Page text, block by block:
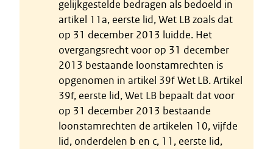
gelijkgestelde bedragen als bedoeld in
artikel 11a, eerste lid, Wet LB zoals dat
op 31 december 2013 luidde. Het
overgangsrecht voor op 31 december
2013 bestaande loonstamrechten is
opgenomen in artikel 39f Wet LB. Artikel
39f, eerste lid, Wet LB bepaalt dat voor
op 31 december 2013 bestaande
loonstamrechten de artikelen 10, vijfde
lid, onderdelen b en c, 11, eerste lid,